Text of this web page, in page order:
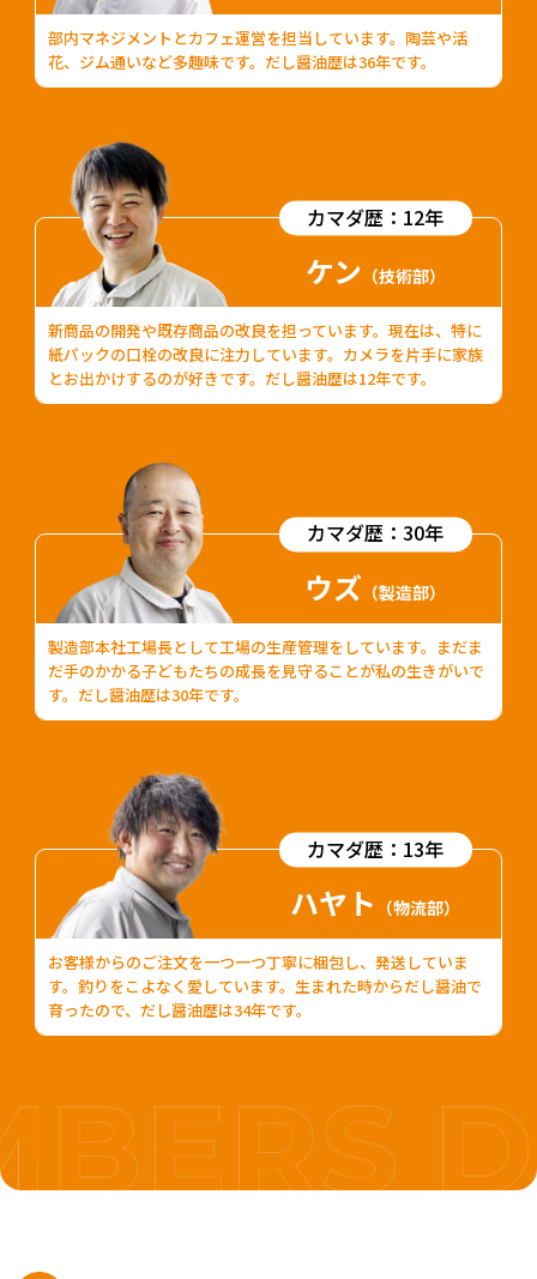
部内マネジメントとカフェ運営を担当しています。陶芸や活
花、ジム通いなど多趣味です。だし醤油歴は36年です。
カマダ歴：12年
ケン （技術部）
新商品の開発や既存商品の改良を担っています。現在は、特に
紙パックの口栓の改良に注力しています。カメラを片手に家族
とお出かけするのが好きです。だし醤油歴は12年です。
カマダ歴：30年
ウズ （製造部）
製造部本社工場長として工場の生産管理をしています。まだま
だ手のかかる子どもたちの成長を見守ることが私の生きがいで
す。だし醤油歴は30年です。
カマダ歴：13年
ハヤト （物流部）
お客様からのご注文を一つ一つ丁寧に梱包し、発送していま
す。釣りをこよなく愛しています。生まれた時からだし醤油で
育ったので、だし醤油歴は34年です。